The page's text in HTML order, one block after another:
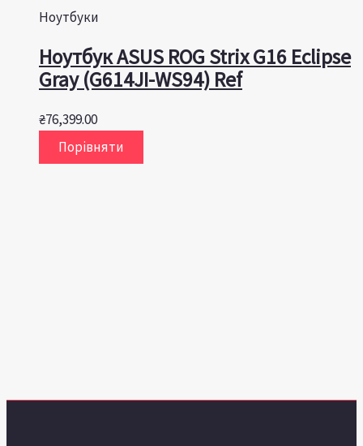
Ноутбуки
Ноутбук ASUS ROG Strix G16 Eclipse
Gray (G614JI-WS94) Ref
₴76,399.00
Порівняти